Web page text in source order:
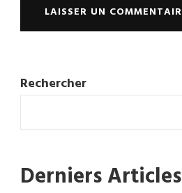
Rechercher
Derniers Articles